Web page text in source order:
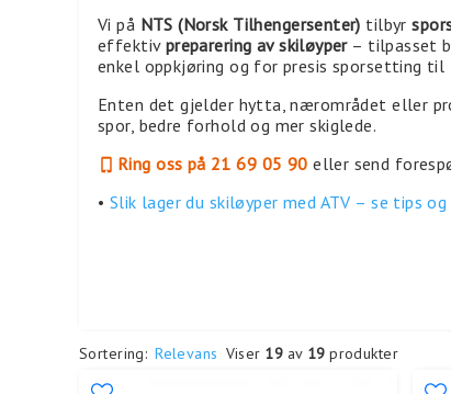
Vi på NTS (Norsk Tilhengersenter) tilbyr
effektiv preparering av skiløyper– tilpasset
enkel oppkjøring og for presis sporsetting til
Enten det gjelder hytta, nærområdet eller
spor, bedre forhold og mer skiglede.
Ring oss på 21 69 05 90 eller send
• Slik lager du skiløyper med ATV – se tips
Sortering: Relevans Viser 19 av 19 produkter